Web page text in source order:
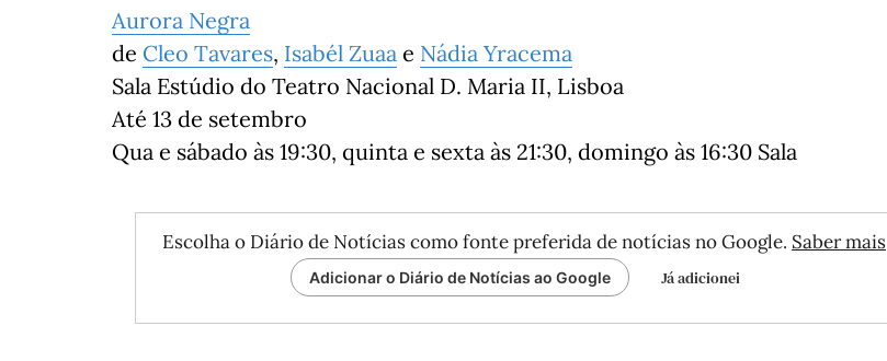
Aurora Negra
de Cleo Tavares, Isabél Zuaa e Nádia Yracema
Sala Estúdio do Teatro Nacional D. Maria II, Lisboa
Até 13 de setembro
Qua e sábado às 19:30, quinta e sexta às 21:30, domingo às 16:30 Sala
Escolha o Diário de Notícias como fonte preferida de notícias no Google. Saber mais
Adicionar o Diário de Notícias ao Google Já adicionei